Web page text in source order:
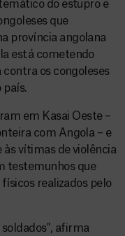
do estupro e
que
província angolana
está cometendo
os congoleses
país.
em Kasai Oeste –
com Angola – e
às vítimas de violência
testemunhos que
realizados pelo
soldados", afirma